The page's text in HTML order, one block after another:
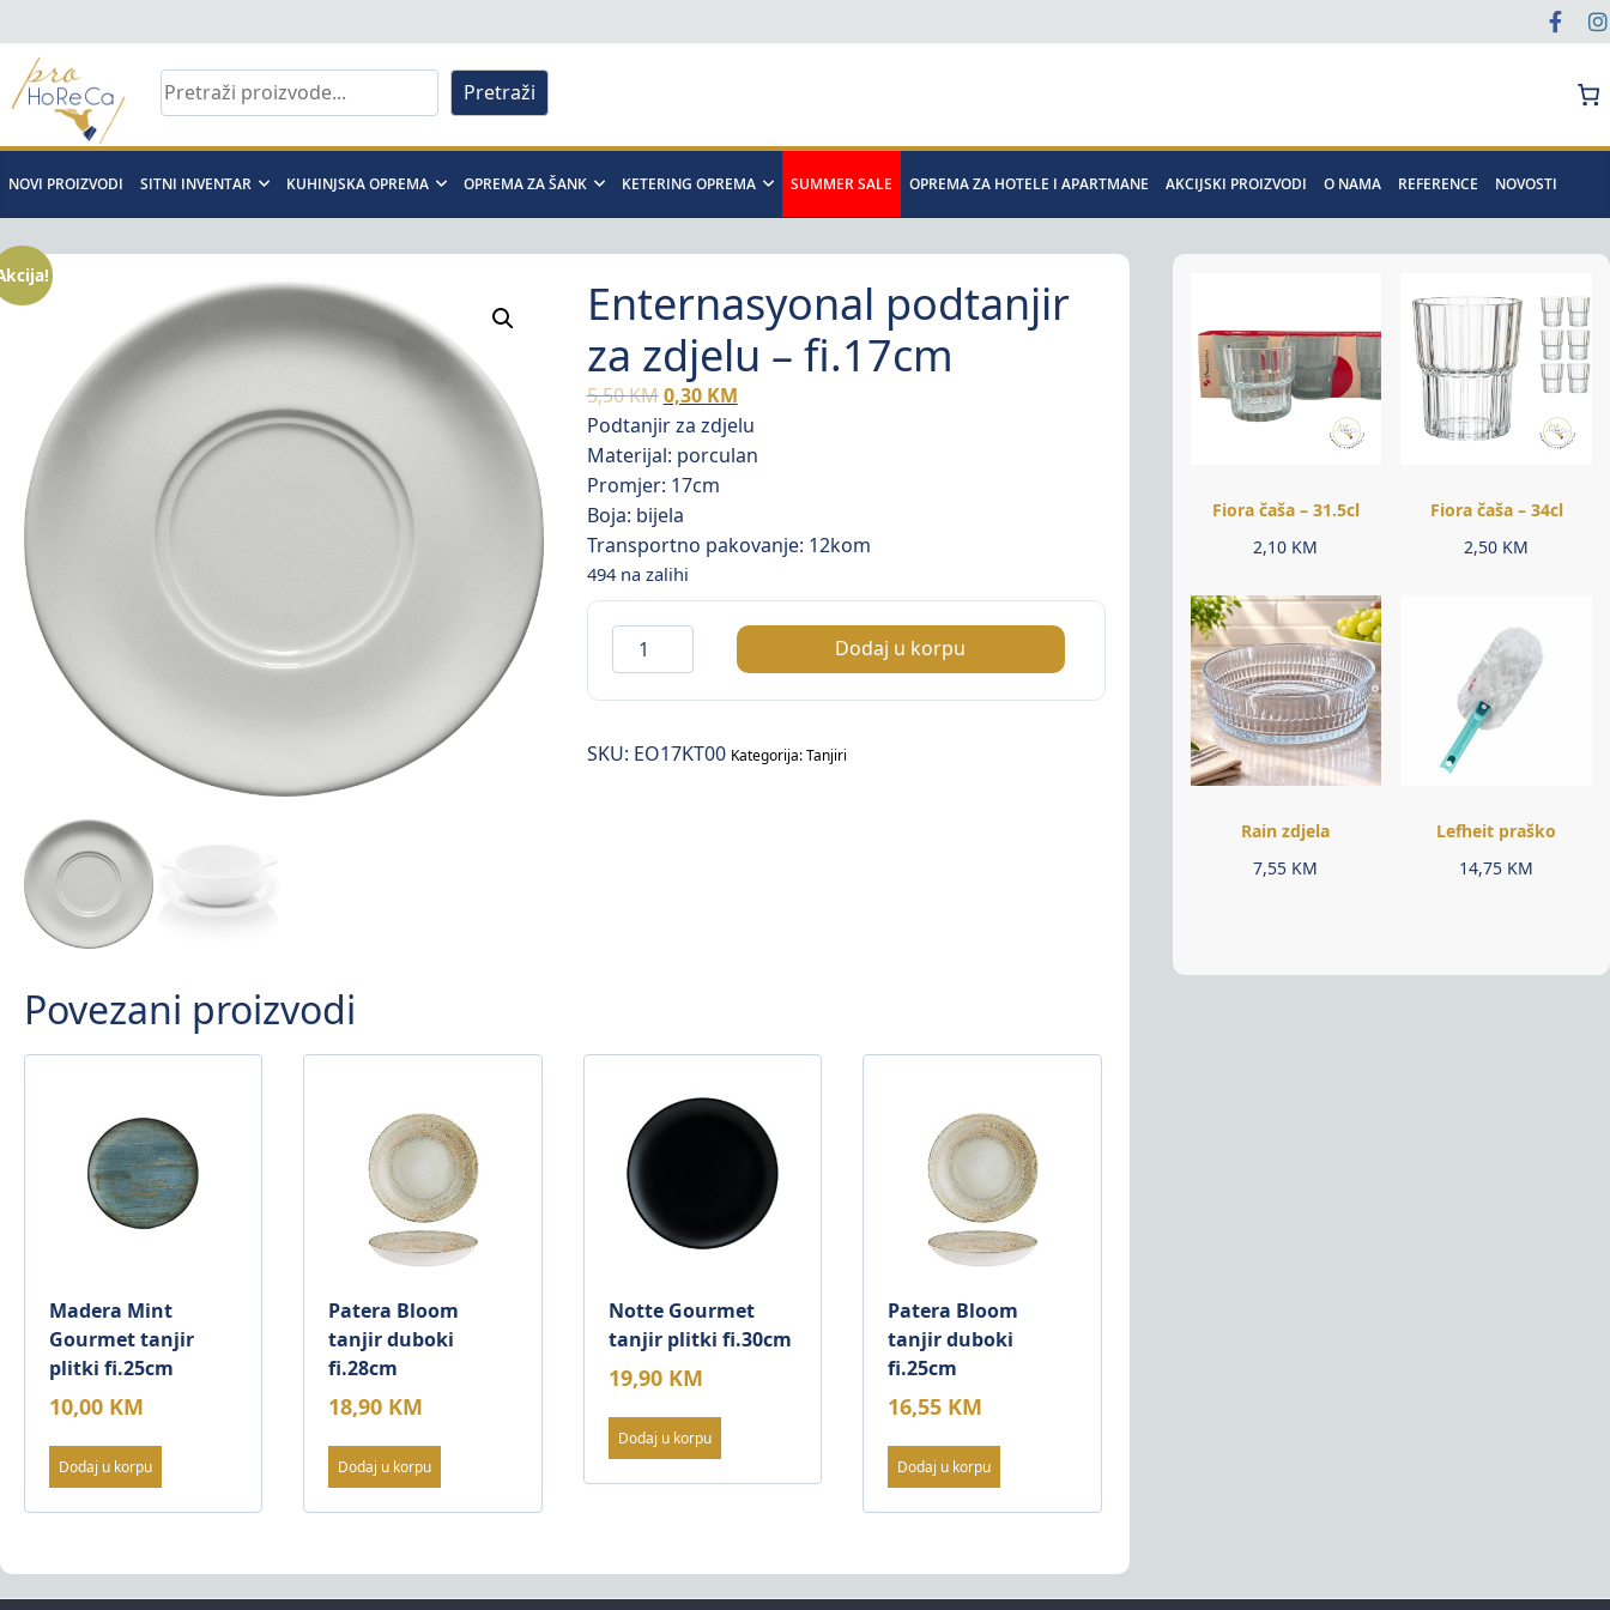
to
content
Pro
Horeca
d.o.o
Pro
Pretraži
NOVI PROIZVODI SITNI INVENTAR KUHINJSKA OPREMA OPREMA ZA ŠANK KETERING OPREMA SUMMER SALE OPREMA ZA HOTELE I APARTMANE AKCIJSKI PROIZVODI O NAMA REFERENCE NOVOSTI
Enternasyonal podtanjir
za zdjelu – fi.17cm
5,50KMOriginal
price
was:
5,50 KM.
0,30 KMCurrent
price
is:
Podtanjir za zdjelu
Materijal: porculan
Promjer: 17cm
Boja: bijela
Transportno pakovanje: 12kom
494 na zalihi
Enternasyonal
podtanjir
za
–
Dodaj u korpu
SKU: EO17KT00 Kategorija:Tanjiri
Povezani proizvodi
Madera Mint
Gourmet tanjir
plitki fi.25cm
10,00 KM
Dodaj u korpu
Patera Bloom
tanjir duboki
fi.28cm
18,90 KM
Dodaj u korpu
Notte Gourmet
tanjir plitki fi.30cm
19,90 KM
Dodaj u korpu
Patera Bloom
tanjir duboki
fi.25cm
16,55 KM
Dodaj u korpu
Fiora čaša – 31.5cl
2,10 KM
Fiora čaša – 34cl
2,50 KM
Rain zdjela
7,55 KM
Lefheit praško
14,75 KM